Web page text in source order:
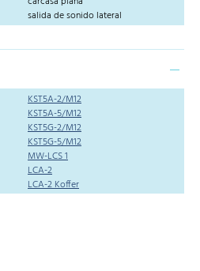
salida de sonido lateral
KST5A-2/M12
KST5A-5/M12
KST5G-2/M12
KST5G-5/M12
MW-LCS 1
LCA-2
LCA-2 Koffer